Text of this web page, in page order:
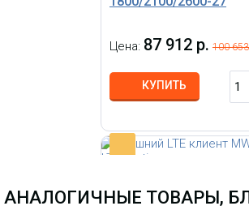
Цена: 87 912 р. 100
КУПИТЬ
со встроенной MIMO
дБ. Не требует настройки –
АНАЛОГИЧНЫЕ ТОВАРЫ,